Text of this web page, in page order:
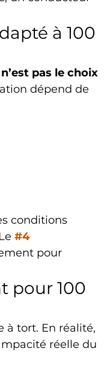
à 100
pas le choix
dépend de
conditions
#4
pour
pour 100
à tort. En réalité,
réelle du